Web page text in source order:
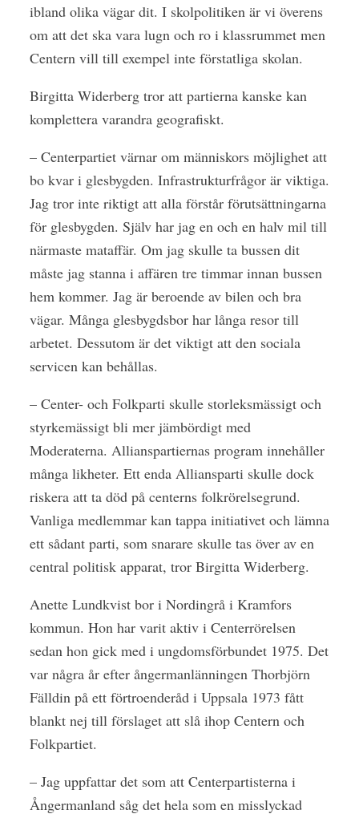
ibland olika vägar dit. I skolpolitiken är vi överens
om att det ska vara lugn och ro i klassrummet men
Centern vill till exempel inte förstatliga skolan.
Birgitta Widerberg tror att partierna kanske kan
komplettera varandra geografiskt.
– Centerpartiet värnar om människors möjlighet att
bo kvar i glesbygden. Infrastrukturfrågor är viktiga.
Jag tror inte riktigt att alla förstår förutsättningarna
för glesbygden. Själv har jag en och en halv mil till
närmaste mataffär. Om jag skulle ta bussen dit
måste jag stanna i affären tre timmar innan bussen
hem kommer. Jag är beroende av bilen och bra
vägar. Många glesbygdsbor har långa resor till
arbetet. Dessutom är det viktigt att den sociala
servicen kan behållas.
– Center- och Folkparti skulle storleksmässigt och
styrkemässigt bli mer jämbördigt med
Moderaterna. Allianspartiernas program innehåller
många likheter. Ett enda Alliansparti skulle dock
riskera att ta död på centerns folkrörelsegrund.
Vanliga medlemmar kan tappa initiativet och lämna
ett sådant parti, som snarare skulle tas över av en
central politisk apparat, tror Birgitta Widerberg.
Anette Lundkvist bor i Nordingrå i Kramfors
kommun. Hon har varit aktiv i Centerrörelsen
sedan hon gick med i ungdomsförbundet 1975. Det
var några år efter ångermanlänningen Thorbjörn
Fälldin på ett förtroenderåd i Uppsala 1973 fått
blankt nej till förslaget att slå ihop Centern och
Folkpartiet.
– Jag uppfattar det som att Centerpartisterna i
Ångermanland såg det hela som en misslyckad